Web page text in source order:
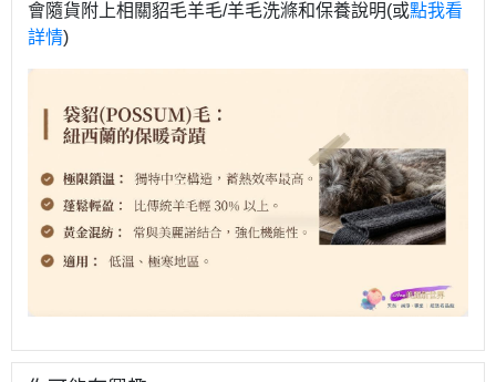
會隨貨附上相關貂毛羊毛/羊毛洗滌和保養說明(或點我看
詳情)